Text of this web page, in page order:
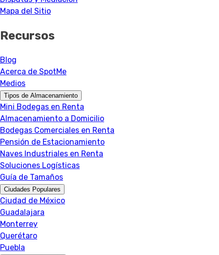
Mapa del Sitio
Recursos
Blog
Acerca de SpotMe
Medios
Tipos de Almacenamiento
Mini Bodegas en Renta
Almacenamiento a Domicilio
Bodegas Comerciales en Renta
Pensión de Estacionamiento
Naves Industriales en Renta
Soluciones Logísticas
Guía de Tamaños
Ciudades Populares
Ciudad de México
Guadalajara
Monterrey
Querétaro
Puebla